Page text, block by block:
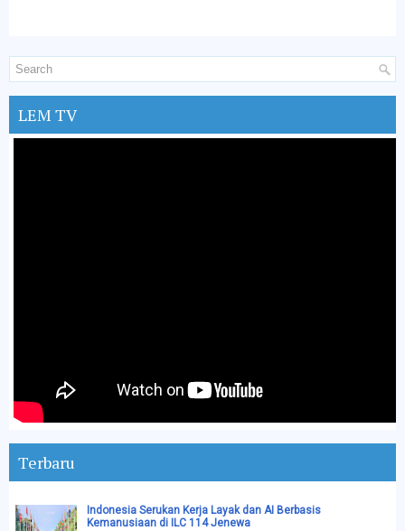
LEM TV
Terbaru
Indonesia Serukan Kerja Layak dan AI Berbasis
Kemanusiaan di ILC 114 Jenewa